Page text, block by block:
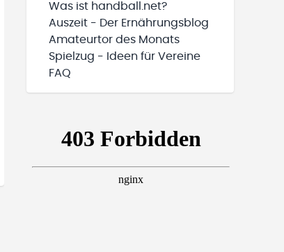
Was ist handball.net?
Auszeit - Der Ernährungsblog
Amateurtor des Monats
Spielzug - Ideen für Vereine
FAQ